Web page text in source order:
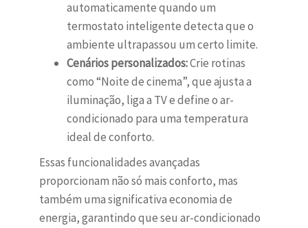
automaticamente quando um
termostato inteligente detecta que o
ambiente ultrapassou um certo limite.
Cenários personalizados:Crie rotinas
como “Noite de cinema”, que ajusta a
iluminação, liga a TV e define o ar-
condicionado para uma temperatura
ideal de conforto.
Essas funcionalidades avançadas
proporcionam não só mais conforto, mas
também uma significativa economia de
energia, garantindo que seu ar-condicionado